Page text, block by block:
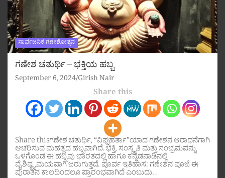
ಸಾರ್ವಜನಿಕ ಗಣೇಶೋತ್ಸವ
ಗಣೇಶ ಚತುರ್ಥಿ – ಭಕ್ತಿಯ ಹಬ್ಬ
September 6, 2024 Girish Nair
Share this
Share thisಗಣೇಶ ಚತುರ್ಥಿ, “ವಿಘ್ನಹರ್ತಾ”ಯಾದ ಗಣೇಶನ ಆರಾಧನೆಗಾಗಿ
ಆಚರಿಸುವ ಮಹತ್ವದ ಹಬ್ಬವಾಗಿದೆ. ಭಕ್ತಿ, ಸಂಸ್ಕೃತಿ ಮತ್ತು ಸಂಭ್ರಮವನ್ನು
ಒಳಗೊಂಡ ಈ ಹಬ್ಬವು ಭಾರತದಲ್ಲಿ ಹಾಗೂ ಕನ್ನಡನಾಡಿನಲ್ಲಿ
ವೈಶಿಷ್ಟ್ಯಮಯವಾಗಿ ಜರುಗುತ್ತದೆ. ಪೂರ್ವ ಇತಿಹಾಸ: ಗಣೇಶನ ಪೂಜೆ ಈ
ಪುರಾತನ ಕಾಲದಿಂದಲೂ ಪ್ರಾರಂಭವಾಗಿದೆ ಎಂಬುದು…